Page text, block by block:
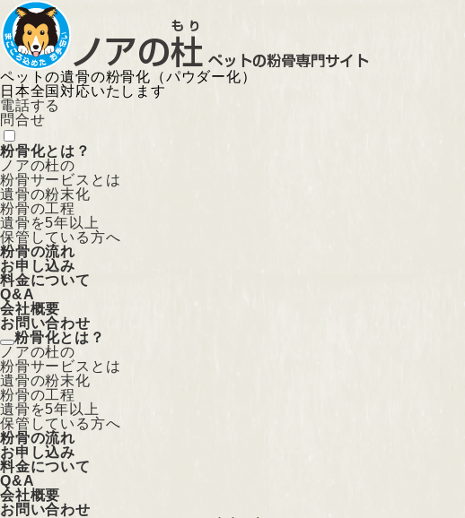
ペットの遺骨の粉骨化（パウダー化）
日本全国対応いたします
電話する
問合せ
粉骨化とは？
ノアの杜の
粉骨サービスとは
遺骨の粉末化
粉骨の工程
遺骨を5年以上
保管している方へ
粉骨の流れ
お申し込み
料金について
Q&A
会社概要
お問い合わせ
粉骨化とは？
ノアの杜の
粉骨サービスとは
遺骨の粉末化
粉骨の工程
遺骨を5年以上
保管している方へ
粉骨の流れ
お申し込み
料金について
Q&A
会社概要
お問い合わせ